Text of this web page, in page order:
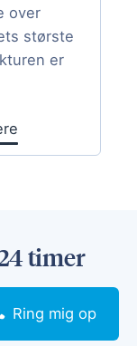
over
største
er
timer
Ring mig op